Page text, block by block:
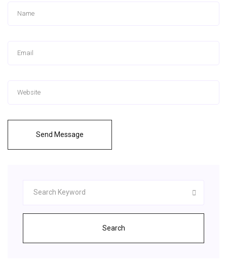
Send Message
Search